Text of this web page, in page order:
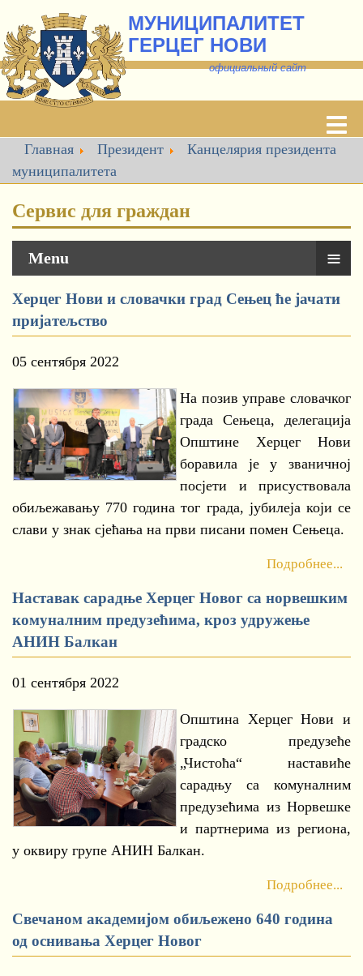
МУНИЦИПАЛИТЕТ
ГЕРЦЕГ НОВИ
официальный сайт
Главная Президент
Канцелярия президента
муниципалитета
Сервис для граждан
Menu ≡
Херцег Нови и словачки град Сењец ће јачати
пријатељство
05 сентября 2022
На позив управе словачког
града Сењеца, делегација
Општине Херцег Нови
боравила је у званичној
посјети и присуствовала
обиљежавању 770 година тог града, јубилеја који се
слави у знак сјећања на први писани помен Сењеца.
Подробнее...
Наставак сарадње Херцег Новог са норвешким
комуналним предузећима, кроз удружење
АНИН Балкан
01 сентября 2022
Општина Херцег Нови и
градско предузеће
„Чистоћа“ наставиће
сарадњу са комуналним
предузећима из Норвешке
и партнерима из региона,
у оквиру групе АНИН Балкан.
Подробнее...
Свечаном академијом обиљежено 640 година
од оснивања Херцег Новог